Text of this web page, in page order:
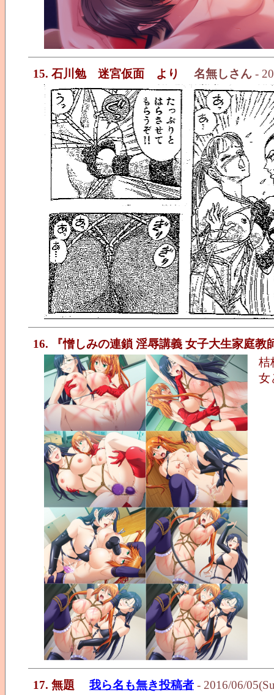
15. 石川勉 迷宮仮面 より 名無しさん -
16. 『憎しみの連鎖 淫辱講義 女子大生家庭教
桔
女
17. 無題 我ら名も無き投稿者 - 2016/06/